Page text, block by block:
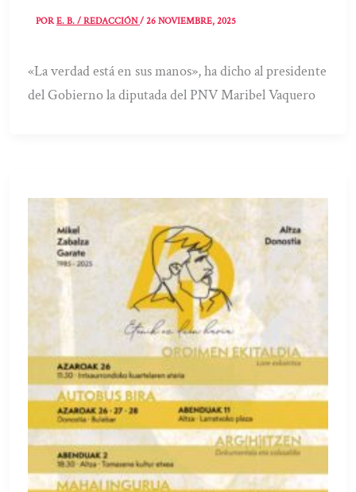
PORE. B. / REDACCIÓN/26 NOVIEMBRE, 2025
«La verdad está en sus manos», ha dicho al presidente
del Gobierno la diputada del PNV Maribel Vaquero